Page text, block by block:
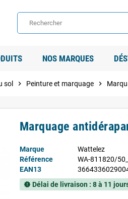
NOS MARQUES
sol chevron_right Peinture et marquage chevron_right
Marquage
Marque
Wattelez
Référence
WA-811820/
EAN13
new_releases Délai de livraison : 8 à 11